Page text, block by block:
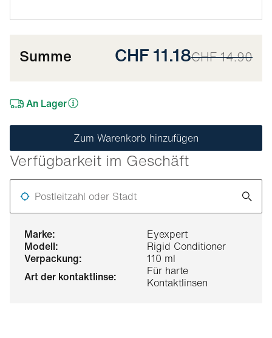
marke:
Eyexpert
modell:
Rigid Conditioner
verpackung:
110 ml
art der kontaktlinse:
Für harte
Kontaktlinsen
Summe CHF 11.18CHF 14.90
An Lager
Zum Warenkorb hinzufügen
Verfügbarkeit im Geschäft
Postleitzahl oder Stadt